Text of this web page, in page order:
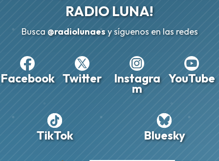
RADIO LUNA!
Busca@radiolunaesy síguenos en las redes
Facebook Twitter Instagra
m
YouTube
TikTok Bluesky